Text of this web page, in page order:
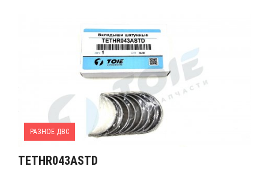
РАЗНОЕ ДВС
TETHR043ASTD